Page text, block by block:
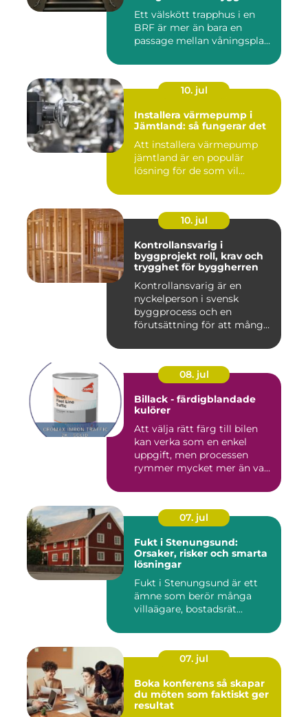
Ett välskött trapphus i en
BRF är mer än bara en
passage mellan våningspla...
10. jul
Installera värmepump i
Jämtland: så fungerar det
Att installera värmepump
jämtland är en populär
lösning för de som vil...
10. jul
Kontrollansvarig i
byggprojekt roll, krav och
trygghet för byggherren
Kontrollansvarig är en
nyckelperson i svensk
byggprocess och en
förutsättning för att många
08. jul
Billack - färdigblandade
kulörer
Att välja rätt färg till bilen
kan verka som en enkel
uppgift, men processen
rymmer mycket mer än va...
07. jul
Fukt i Stenungsund:
Orsaker, risker och smarta
lösningar
Fukt i Stenungsund är ett
ämne som berör många
villaägare, bostadsrät...
07. jul
Boka konferens så skapar
du möten som faktiskt ger
resultat